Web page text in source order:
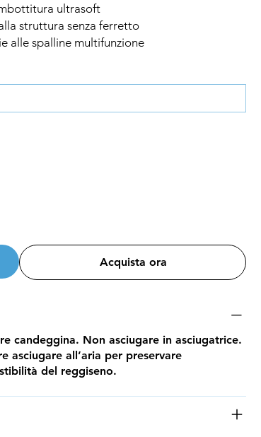
ultrasoft
struttura senza ferretto
alle spalline multifunzione
Acquista ora
candeggina. Non asciugare in asciugatrice.
asciugare all’aria per preservare
del reggiseno.